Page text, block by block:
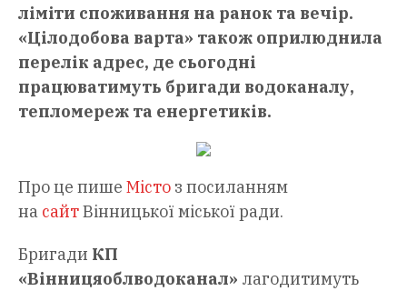
ліміти споживання на ранок та вечір.
«Цілодобова варта» також оприлюднила
перелік адрес, де сьогодні
працюватимуть бригади водоканалу,
тепломереж та енергетиків.
Про це пише Місто з посиланням
на сайтВінницької міської ради.
Бригади КП
«Вінницяоблводоканал» лагодитимуть